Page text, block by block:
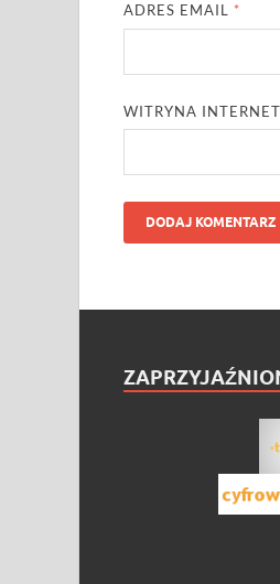
ADRES EMAIL *
WITRYNA